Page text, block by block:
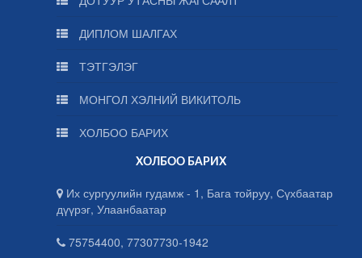
ДИПЛОМ ШАЛГАХ
ТЭТГЭЛЭГ
МОНГОЛ ХЭЛНИЙ ВИКИТОЛЬ
ХОЛБОО БАРИХ
ХОЛБОО БАРИХ
Их сургуулийн гудамж - 1, Бага тойруу, Сүхбаатар
дүүрэг, Улаанбаатар
75754400, 77307730-1942